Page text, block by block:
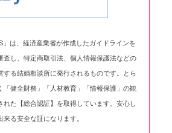
は、経済産業省が作成したガイドラインを
査し、特定商取引法、個人情報保護法などの
する結婚相談所に発行されるものです。とら
「健全財務」「人材教育」「情報保護」の観
れた【総合認証】を取得しています。安心し
る安全な証になります。